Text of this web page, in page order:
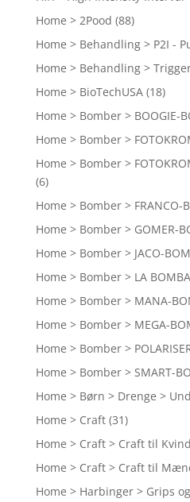
Home > 2Pood (88)
Home > Behandling > P2I -
Home > Behandling >
Home > BioTechUSA (18)
Home > Bomber > BOOGIE-
Home > Bomber >
Home > Bomber >
(6)
Home > Bomber > FRANCO-
Home > Bomber > GOMER-
Home > Bomber > JACO-
Home > Bomber > LA BOMBA
Home > Bomber > MANA-
Home > Bomber > MEGA-
Home > Bomber >
Home > Bomber > SMART-
Home > Børn > Drenge >
Home > Craft (31)
Home > Craft > Craft til
Home > Craft > Craft til
Home > Harbinger > Grips